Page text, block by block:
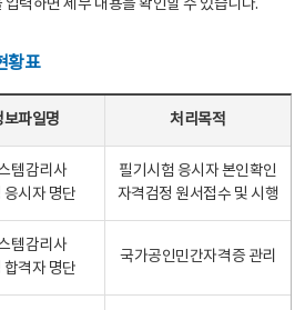
력하면 세부 내용을 확인할 수 있습니다.
황표
보파일명 처리목적
템감리사
시자 명단
필기시험 응시자 본인확인
자격검정 원서접수 및 시행
템감리사
격자 명단
국가공인민간자격증 관리